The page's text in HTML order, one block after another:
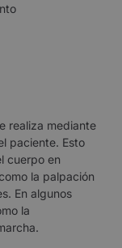
realiza mediante
paciente. Esto
cuerpo en
la palpación
En algunos
la